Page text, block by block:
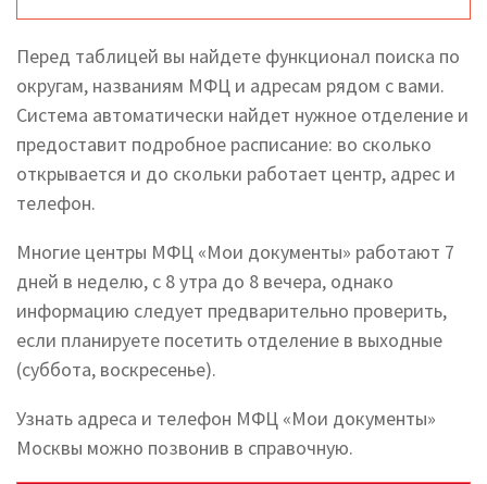
Перед таблицей вы найдете функционал поиска по
округам, названиям МФЦ и адресам рядом с вами.
Система автоматически найдет нужное отделение и
предоставит подробное расписание: во сколько
открывается и до скольки работает центр, адрес и
телефон.
Многие центры МФЦ «Мои документы» работают 7
дней в неделю, с 8 утра до 8 вечера, однако
информацию следует предварительно проверить,
если планируете посетить отделение в выходные
(суббота, воскресенье).
Узнать адреса и телефон МФЦ «Мои документы»
Москвы можно позвонив в справочную.